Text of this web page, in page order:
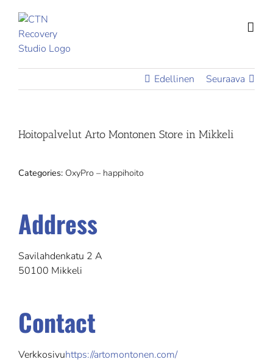
content
Edellinen Seuraava
Hoitopalvelut Arto Montonen Store in Mikkeli
Categories: OxyPro – happihoito
Address
Savilahdenkatu 2 A
50100 Mikkeli
Contact
Verkkosivuhttps://artomontonen.com/